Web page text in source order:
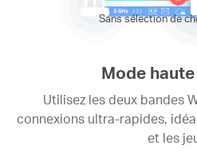
Sans sélection de
Mode
Utilisez les deux bandes
connexions ultra-rapides,
et les